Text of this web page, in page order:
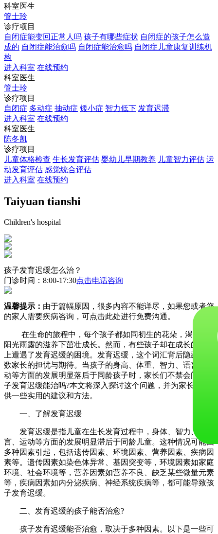
科室医生
管士玲
诊疗项目
自闭症能变回正常人吗 孩子有哪些症状 自闭症的孩子怎么造
成的 自闭症能治愈吗 自闭症能治愈吗 自闭症儿童康复训练机
构
进入科室 在线预约
科室医生
管士玲
诊疗项目
自闭症 多动症 抽动症 矮小症 智力低下 发育迟滞
进入科室 在线预约
科室医生
陈冬凯
诊疗项目
儿童体格检查 生长发育评估 婴幼儿早期教养 儿童智力评估 运
动发育评估 感觉统合评估
进入科室 在线预约
Taiyuan tianshi
Children's hospital
孩子发育迟缓怎么治？
门诊时间：8:00-17:30点击电话咨询
温馨提示： 由于篇幅原因，很多内容不能详尽，如果您或者您
的家人需要疾病咨询，可点击此处进行免费沟通。
在生命的旅程中，每个孩子都如同初生的花朵，渴望在
阳光雨露的滋养下茁壮成长。然而，有些孩子却在成长的道路
上遭遇了发育迟缓的困境。发育迟缓，这个词汇背后隐藏着无
数家长的担忧与期待。当孩子的身高、体重、智力、语言、运
动等方面的发展明显落后于同龄孩子时，家长们不禁会问：孩
子发育迟缓能治吗?本文将深入探讨这个问题，并为家长们提
供一些实用的建议和方法。
一、了解发育迟缓
发育迟缓是指儿童在生长发育过程中，身体、智力、语
言、运动等方面的发展明显滞后于同龄儿童。这种情况可能由
多种因素引起，包括遗传因素、环境因素、营养因素、疾病因
素等。遗传因素如染色体异常、基因突变等，环境因素如家庭
环境、社会环境等，营养因素如营养不良、缺乏某些微量元素
等，疾病因素如内分泌疾病、神经系统疾病等，都可能导致孩
子发育迟缓。
二、发育迟缓的孩子能否治愈?
孩子发育迟缓能否治愈，取决于多种因素。以下是一些可